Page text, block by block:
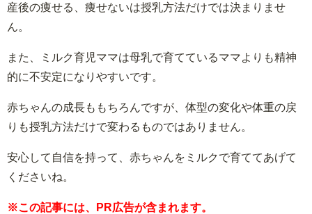
産後の痩せる、痩せないは授乳方法だけでは決まりませ
ん。
また、ミルク育児ママは母乳で育てているママよりも精神
的に不安定になりやすいです。
赤ちゃんの成長ももちろんですが、体型の変化や体重の戻
りも授乳方法だけで変わるものではありません。
安心して自信を持って、赤ちゃんをミルクで育ててあげて
くださいね。
※この記事には、PR広告が含まれます。